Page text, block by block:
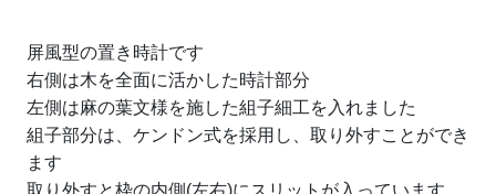
屏風型の置き時計です
右側は木を全面に活かした時計部分
左側は麻の葉文様を施した組子細工を入れました
組子部分は、ケンドン式を採用し、取り外すことができ
ます
取り外すと枠の内側(左右)にスリットが入っています